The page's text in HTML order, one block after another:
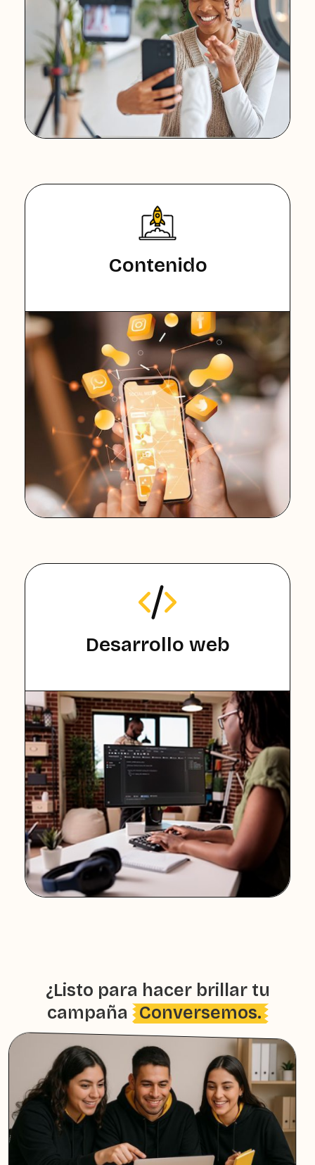
Contenido
Desarrollo web
¿Listo para hacer brillar tu
campaña Conversemos.